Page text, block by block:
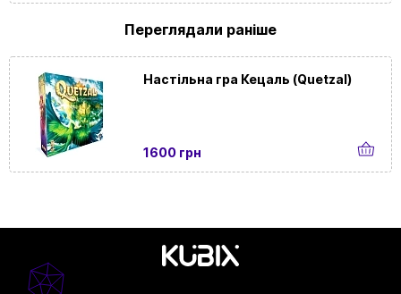
Переглядали раніше
Настільна гра Кецаль (Quetzal)
1600 грн